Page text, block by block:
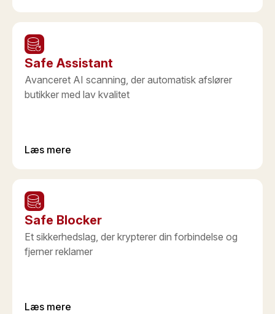
Safe Assistant
Avanceret AI scanning, der automatisk afslører
butikker med lav kvalitet
Læs mere
Safe Blocker
Et sikkerhedslag, der krypterer din forbindelse og
fjerner reklamer
Læs mere